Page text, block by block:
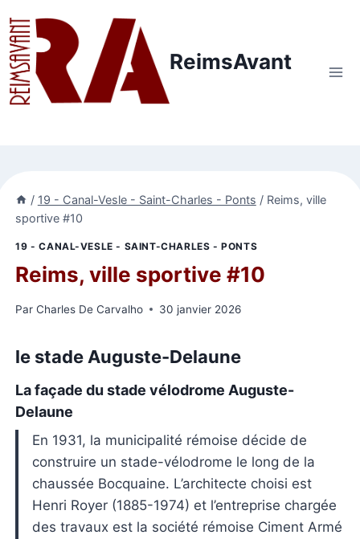
au
contenu
ReimsAvant
/ 19 - Canal-Vesle - Saint-Charles - Ponts / Reims, ville
sportive #10
19 - CANAL-VESLE - SAINT-CHARLES - PONTS
Reims, ville sportive #10
Par Charles De Carvalho 30 janvier 2026
le stade Auguste-Delaune
La façade du stade vélodrome Auguste-
Delaune
En 1931, la municipalité rémoise décide de
construire un stade-vélodrome le long de la
chaussée Bocquaine. L’architecte choisi est
Henri Royer (1885-1974) et l’entreprise chargée
des travaux est la société rémoise Ciment Armé